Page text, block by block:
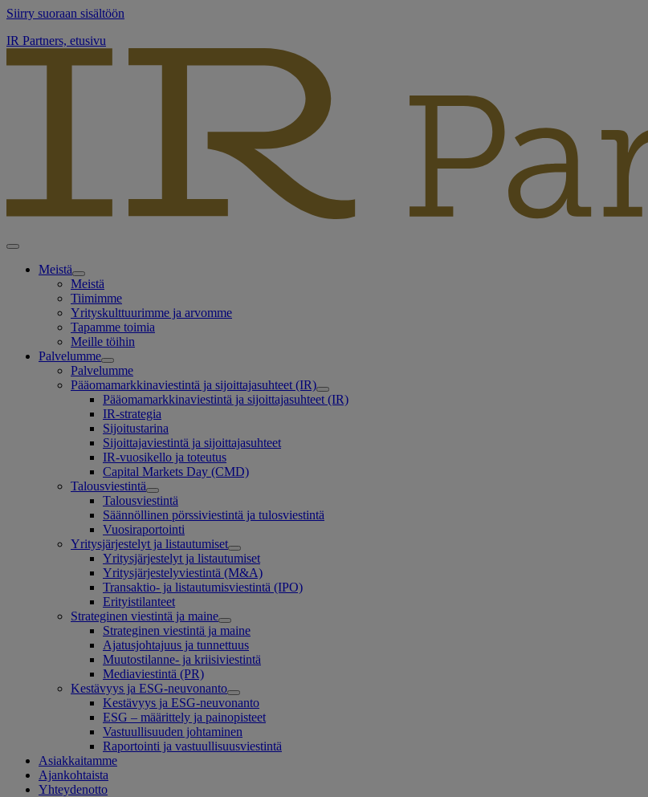
Siirry suoraan sisältöön
IR Partners, etusivu
Meistä
Meistä
Tiimimme
Yrityskulttuurimme ja arvomme
Tapamme toimia
Meille töihin
Palvelumme
Palvelumme
Pääomamarkkinaviestintä ja sijoittajasuhteet (IR)
Pääomamarkkinaviestintä ja sijoittajasuhteet (IR)
IR-strategia
Sijoitustarina
Sijoittajaviestintä ja sijoittajasuhteet
IR-vuosikello ja toteutus
Capital Markets Day (CMD)
Talousviestintä
Talousviestintä
Säännöllinen pörssiviestintä ja tulosviestintä
Vuosiraportointi
Yritysjärjestelyt ja listautumiset
Yritysjärjestelyt ja listautumiset
Yritysjärjestelyviestintä (M&A)
Transaktio- ja listautumisviestintä (IPO)
Erityistilanteet
Strateginen viestintä ja maine
Strateginen viestintä ja maine
Ajatusjohtajuus ja tunnettuus
Muutostilanne- ja kriisiviestintä
Mediaviestintä (PR)
Kestävyys ja ESG-neuvonanto
Kestävyys ja ESG-neuvonanto
ESG – määrittely ja painopisteet
Vastuullisuuden johtaminen
Raportointi ja vastuullisuusviestintä
Asiakkaitamme
Ajankohtaista
Yhteydenotto